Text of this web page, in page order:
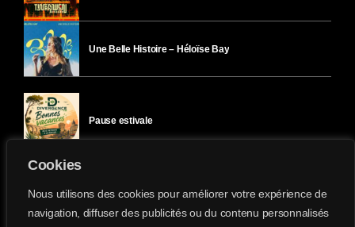
Cookies
Nous utilisons des cookies pour améliorer votre expérience de
navigation, diffuser des publicités ou du contenu personnalisés
Une Belle Histoire – Héloïse Bay
Pause estivale